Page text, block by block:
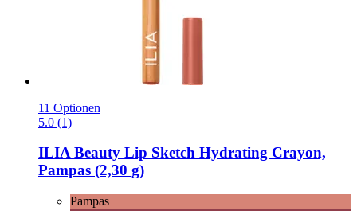
11 Optionen
5.0 (1)
ILIA Beauty Lip Sketch Hydrating Crayon,
Pampas (2,30 g)
Pampas